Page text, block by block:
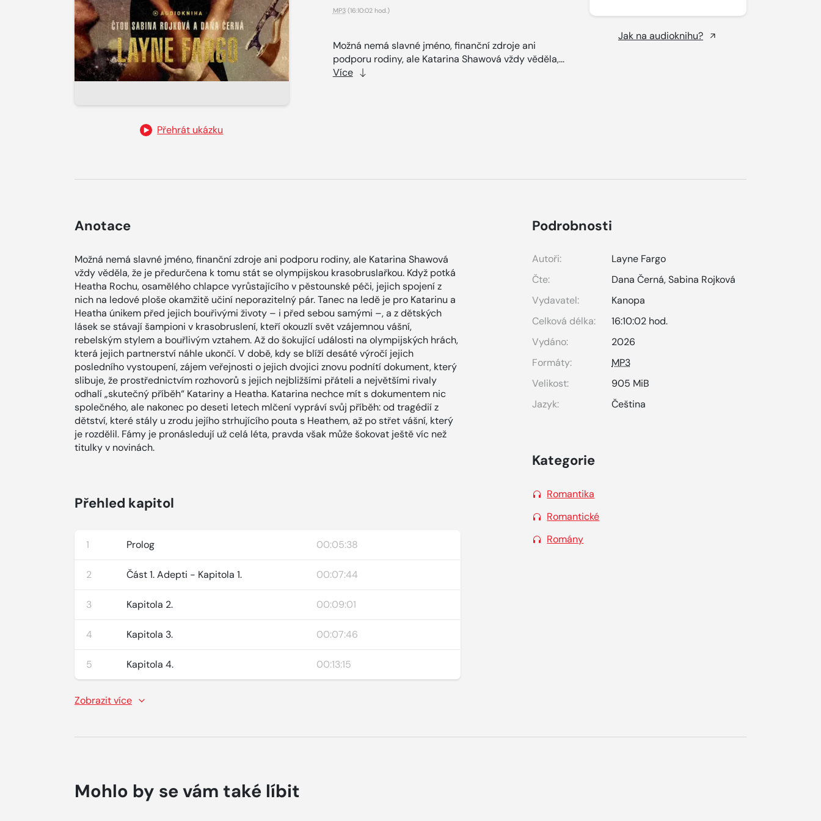
Přehrát ukázku
MP3(16:10:02 hod.)
Možná nemá slavné jméno, finanční zdroje ani
podporu rodiny, ale Katarina Shawová vždy věděla,...
Více
Jak na audioknihu?
Anotace
Možná nemá slavné jméno, finanční zdroje ani podporu rodiny, ale Katarina Shawová
vždy věděla, že je předurčena k tomu stát se olympijskou krasobruslařkou. Když potká
Heatha Rochu, osamělého chlapce vyrůstajícího v pěstounské péči, jejich spojení z
nich na ledové ploše okamžitě učiní neporazitelný pár. Tanec na ledě je pro Katarinu a
Heatha únikem před jejich bouřivými životy – i před sebou samými –, a z dětských
lásek se stávají šampioni v krasobruslení, kteří okouzlí svět vzájemnou vášní,
rebelským stylem a bouřlivým vztahem. Až do šokující události na olympijských hrách,
která jejich partnerství náhle ukončí. V době, kdy se blíží desáté výročí jejich
posledního vystoupení, zájem veřejnosti o jejich dvojici znovu podnítí dokument, který
slibuje, že prostřednictvím rozhovorů s jejich nejbližšími přáteli a největšími rivaly
odhalí „skutečný příběh“ Katariny a Heatha. Katarina nechce mít s dokumentem nic
společného, ale nakonec po deseti letech mlčení vypráví svůj příběh: od tragédií z
dětství, které stály u zrodu jejího strhujícího pouta s Heathem, až po střet vášní, který
je rozdělil. Fámy je pronásledují už celá léta, pravda však může šokovat ještě víc než
titulky v novinách.
Přehled kapitol
1 Prolog 00:05:38
2 Část 1. Adepti - Kapitola 1. 00:07:44
3 Kapitola 2. 00:09:01
4 Kapitola 3. 00:07:46
5 Kapitola 4. 00:13:15
Zobrazit více
Podrobnosti
Autoři:
Layne Fargo
Čte:
Dana Černá,Sabina Rojková
Vydavatel:
Kanopa
Celková délka:
16:10:02 hod.
Vydáno:
2026
Formáty:
MP3
Velikost:
905 MiB
Jazyk:
Čeština
Kategorie
Romantika
Romantické
Romány
Mohlo by se vám také líbit